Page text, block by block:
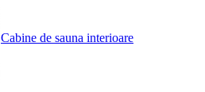
Cabine de sauna interioare